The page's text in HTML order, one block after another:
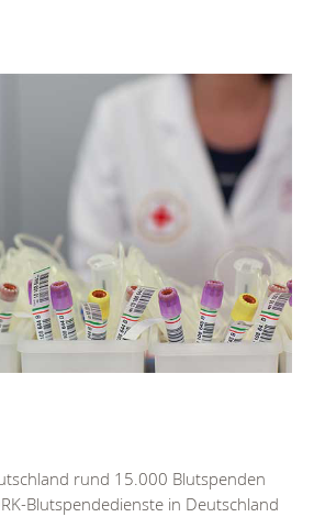
rund 15.000 Blutspenden
Blutspendedienste in Deutschland